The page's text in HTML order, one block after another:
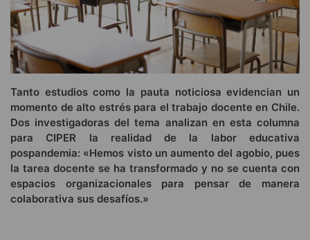
Tanto estudios como la pauta noticiosa evidencian un
momento de alto estrés para el trabajo docente en Chile.
Dos investigadoras del tema analizan en esta columna
para CIPER la realidad de la labor educativa
pospandemia: «Hemos visto un aumento del agobio, pues
la tarea docente se ha transformado y no se cuenta con
espacios organizacionales para pensar de manera
colaborativa sus desafíos.»